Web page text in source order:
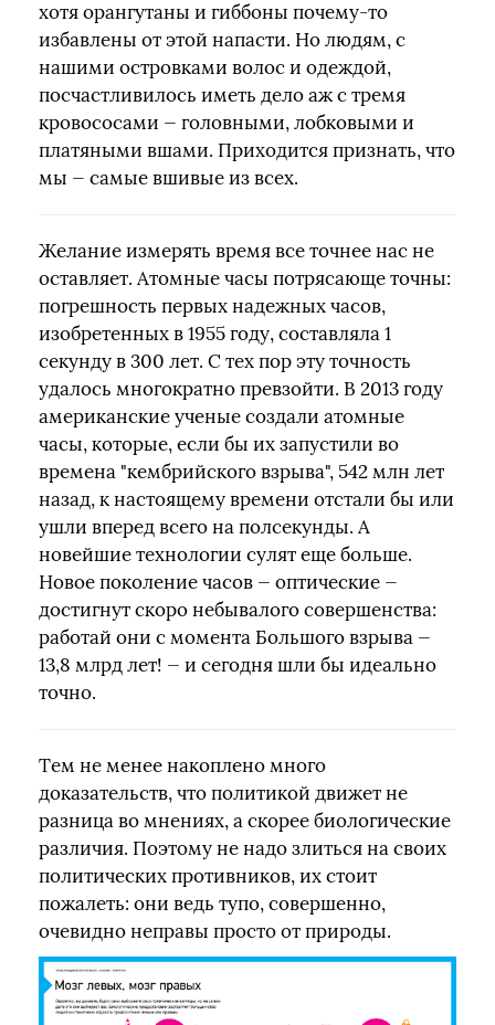
хотя орангутаны и гиббоны почему-то
избавлены от этой напасти. Но людям, с
нашими островками волос и одеждой,
посчастливилось иметь дело аж с тремя
кровососами — головными, лобковыми и
платяными вшами. Приходится признать, что
мы — самые вшивые из всех.
Желание измерять время все точнее нас не
оставляет. Атомные часы потрясающе точны:
погрешность первых надежных часов,
изобретенных в 1955 году, составляла 1
секунду в 300 лет. С тех пор эту точность
удалось многократно превзойти. В 2013 году
американские ученые создали атомные
часы, которые, если бы их запустили во
времена "кембрийского взрыва", 542 млн лет
назад, к настоящему времени отстали бы или
ушли вперед всего на полсекунды. А
новейшие технологии сулят еще больше.
Новое поколение часов — оптические —
достигнут скоро небывалого совершенства:
работай они с момента Большого взрыва —
13,8 млрд лет! — и сегодня шли бы идеально
точно.
Тем не менее накоплено много
доказательств, что политикой движет не
разница во мнениях, а скорее биологические
различия. Поэтому не надо злиться на своих
политических противников, их стоит
пожалеть: они ведь тупо, совершенно,
очевидно неправы просто от природы.